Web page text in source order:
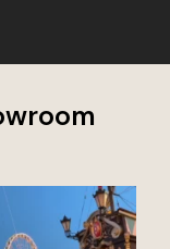
Najpiękniejsze miasto
w Polsce to?
0